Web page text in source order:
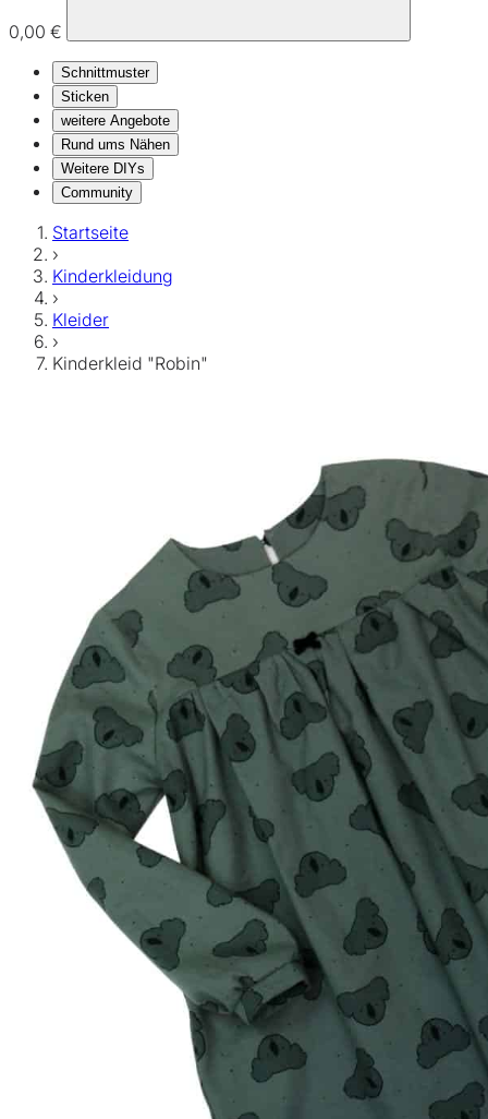
0,00 €
Schnittmuster
Sticken
weitere Angebote
Rund ums Nähen
Weitere DIYs
Community
Startseite
›
Kinderkleidung
›
Kleider
›
Kinderkleid "Robin"